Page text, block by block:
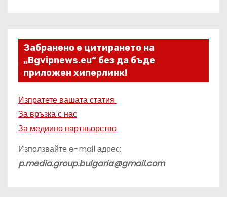
Забранено е цитирането на
„Bgvipnews.eu“ без да бъде
приложен хиперлинк!
Изпратете вашата статия
За връзка с нас
За медиино партньорство
Използвайте e-mail адрес:
p.media.group.bulgaria@gmail.com